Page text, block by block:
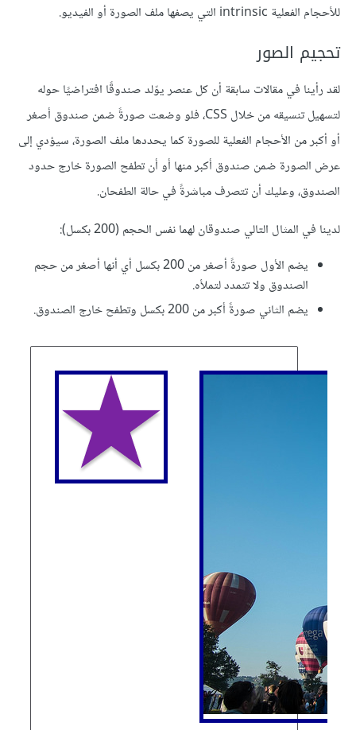
للأحجام الفعلية intrinsic التي يصفها ملف الصورة أو الفيديو.
تحجيم الصور
لقد رأينا في مقالات سابقة أن كل عنصر يوّلد صندوقًا افتراضيًا حوله
لتسهيل تنسيقه من خلال CSS، فلو وضعت صورةً ضمن صندوق أصغر
أو أكبر من الأحجام الفعلية للصورة كما يحددها ملف الصورة، سيؤدي إلى
عرض الصورة ضمن صندوق أكبر منها أو أن تطفح الصورة خارج حدود
الصندوق، وعليك أن تتصرف مباشرةً في حالة الطفحان.
لدينا في المثال التالي صندوقان لهما نفس الحجم (200 بكسل):
يضم الأول صورةً أصغر من 200 بكسل أي أنها أصغر من حجم
الصندوق ولا تتمدد لتملأه.
يضم الثاني صورةً أكبر من 200 بكسل وتطفح خارج الصندوق.